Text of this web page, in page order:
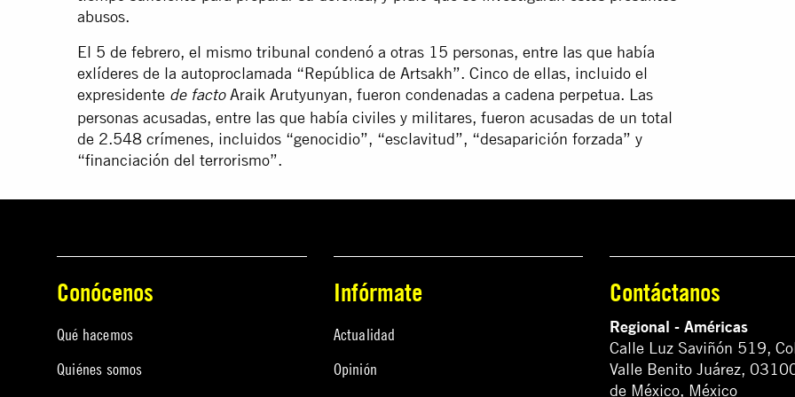
abusos.
El 5 de febrero, el mismo tribunal condenó a otras 15 personas, entre las que había
exlíderes de la autoproclamada “República de Artsakh”. Cinco de ellas, incluido el
expresidente de factoAraik Arutyunyan, fueron condenadas a cadena perpetua. Las
personas acusadas, entre las que había civiles y militares, fueron acusadas de un total
de 2.548 crímenes, incluidos “genocidio”, “esclavitud”, “desaparición forzada” y
“financiación del terrorismo”.
Conócenos
Qué hacemos
Quiénes somos
Infórmate
Actualidad
Opinión
Contáctanos
Regional - Américas
Calle Luz Saviñón 519,
Valle Benito Juárez,
de México, México